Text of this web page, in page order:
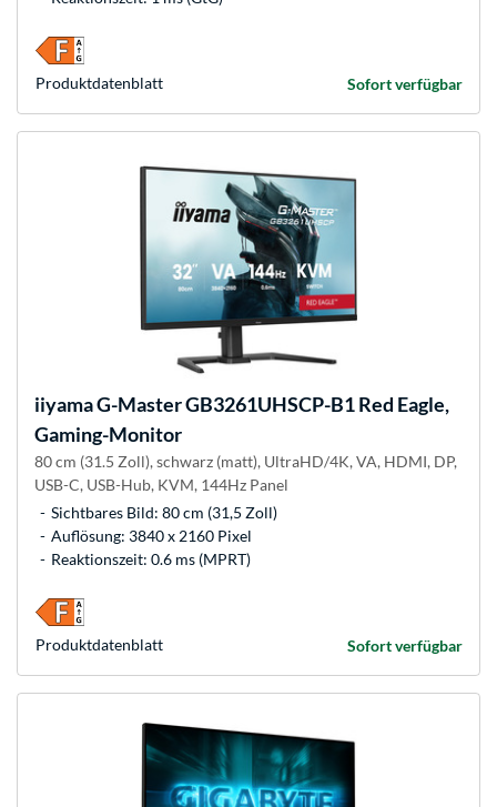
Sofort verfügbar
Produkt­datenblatt
iiyamaG-Master GB3261UHSCP-B1 Red Eagle,
Gaming-Monitor
80 cm (31.5 Zoll), schwarz (matt), UltraHD/4K, VA, HDMI, DP,
USB-C, USB-Hub, KVM, 144Hz Panel
Sichtbares Bild: 80 cm (31,5 Zoll)
Auflösung: 3840 x 2160 Pixel
Reaktionszeit: 0.6 ms (MPRT)
Sofort verfügbar
Produkt­datenblatt